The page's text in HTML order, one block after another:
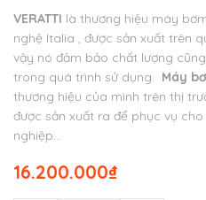
VERATTI là thương hiệu máy
nghệ Italia , được sản xuất trên
vậy nó đảm bảo chất lượng
trong quá trình sử dụng. Máy
thương hiệu của mình trên thị
được sản xuất ra để phục vụ
nghiệp…
₫
16.200.000